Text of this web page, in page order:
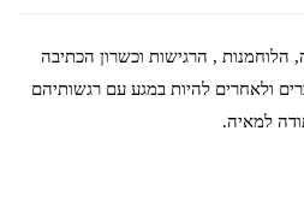
, הרגישות וכשרון הכתיבה
ולאחרים להיות במגע עם רגשותיהם
למאיה.